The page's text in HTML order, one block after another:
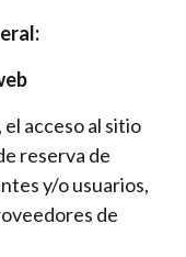
acceso al sitio
reserva de
y/o usuarios,
de